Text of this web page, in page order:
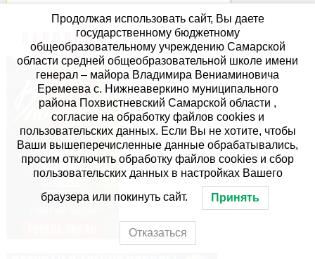
Продолжая использовать сайт, Вы даете
государственному бюджетному
общеобразовательному учреждению Самарской
области средней общеобразовательной школе имени
генерал – майора Владимира Вениаминовича
Еремеева с. Нижнеаверкино муниципального
района Похвистневский Самарской области ,
согласие на обработку файлов cookies и
пользовательских данных. Если Вы не хотите, чтобы
Ваши вышеперечисленные данные обрабатывались,
просим отключить обработку файлов cookies и сбор
пользовательских данных в настройках Вашего
браузера или покинуть сайт. Принять
Отказаться